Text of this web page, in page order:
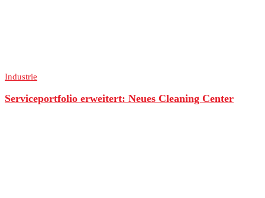
Industrie
Serviceportfolio erweitert: Neues Cleaning Center